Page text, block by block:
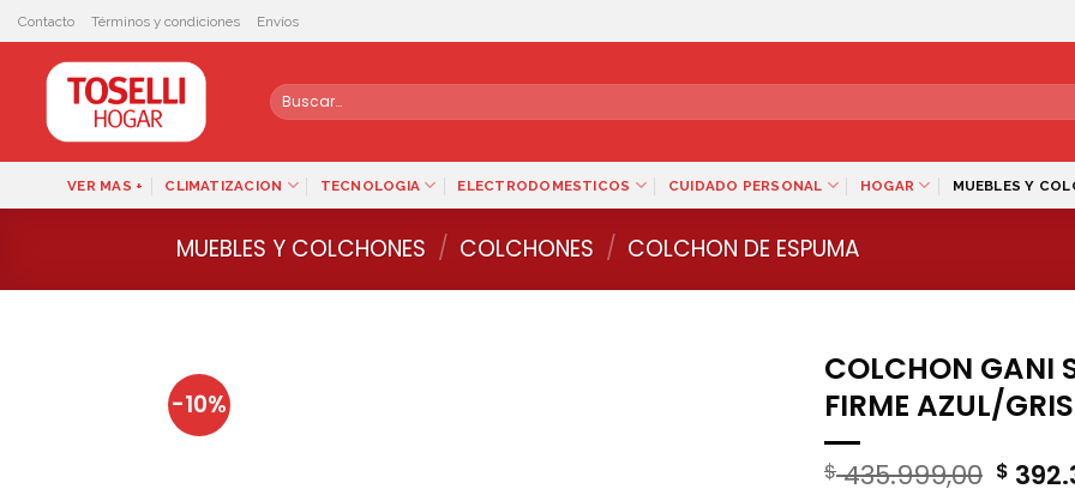
Skip
to
content
Contacto Términos y condiciones Envíos
Buscar
por:
VER MAS + CLIMATIZACION TECNOLOGIA ELECTRODOMESTICOS CUIDADO PERSONAL HOGAR MUEBLES Y
MUEBLES Y COLCHONES / COLCHONES / COLCHON DE ESPUMA
-10%
COLCHON GANI
FIRME AZUL/GRIS
$435.999,00 El
$